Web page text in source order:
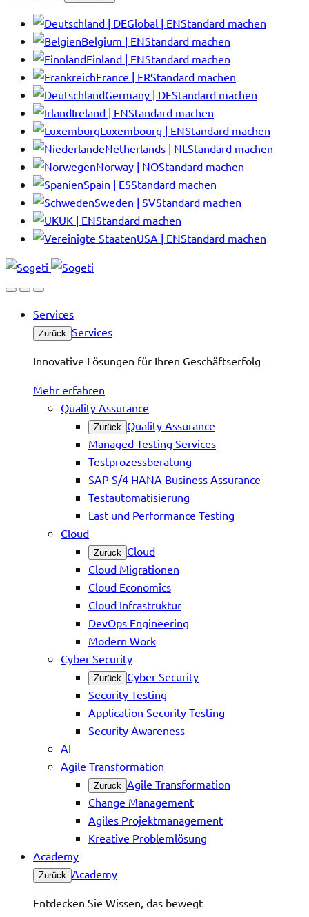
Global | ENStandard machen
Belgium | ENStandard machen
Finland | ENStandard machen
France | FRStandard machen
Germany | DEStandard machen
Ireland | ENStandard machen
Luxembourg | ENStandard machen
Netherlands | NL Standard machen
Norway | NOStandard machen
Spain | ESStandard machen
Sweden | SVStandard machen
UK | ENStandard machen
USA | ENStandard machen
Services
Zurück Services
Innovative Lösungen für Ihren Geschäftserfolg
Mehr erfahren
Quality Assurance
Zurück Quality Assurance
Managed Testing Services
Testprozessberatung
SAP S/4 HANA Business Assurance
Testautomatisierung
Last und Performance Testing
Cloud
Zurück Cloud
Cloud Migrationen
Cloud Economics
Cloud Infrastruktur
DevOps Engineering
Modern Work
Cyber Security
Zurück Cyber Security
Security Testing
Application Security Testing
Security Awareness
AI
Agile Transformation
Zurück Agile Transformation
Change Management
Agiles Projektmanagement
Kreative Problemlösung
Academy
Zurück Academy
Entdecken Sie Wissen, das bewegt